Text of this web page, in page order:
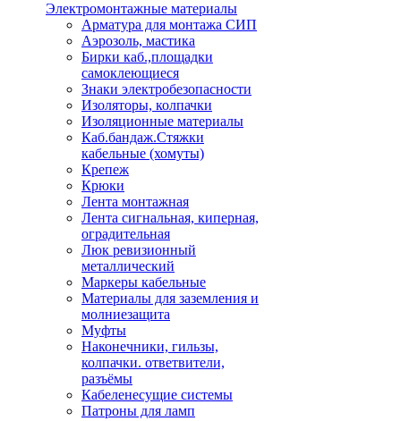
Электромонтажные материалы
Арматура для монтажа СИП
Аэрозоль, мастика
Бирки каб.,площадки
самоклеющиеся
Знаки электробезопасности
Изоляторы, колпачки
Изоляционные материалы
Каб.бандаж.Стяжки
кабельные (хомуты)
Крепеж
Крюки
Лента монтажная
Лента сигнальная, киперная,
оградительная
Люк ревизионный
металлический
Маркеры кабельные
Материалы для заземления и
молниезащита
Муфты
Наконечники, гильзы,
колпачки. ответвители,
разъёмы
Кабеленесущие системы
Патроны для ламп